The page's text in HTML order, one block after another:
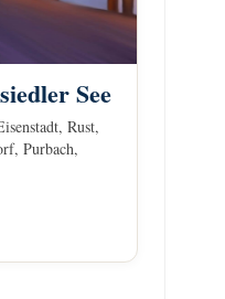
See
Rust,
Purbach,